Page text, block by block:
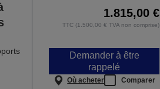
1.815,00 €
TTC (1.500,00 € TVA non comprise)
Demander à être
rappelé
Où acheter Comparer